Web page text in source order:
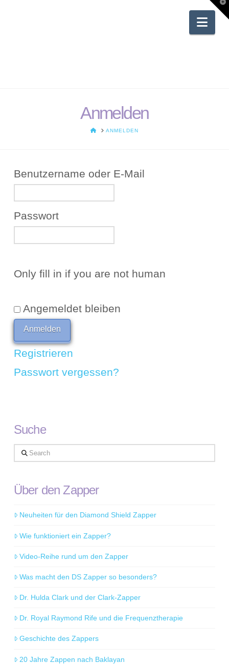
Anmelden
HOMEANMELDEN
Benutzername oder E-Mail
Passwort
Only fill in if you are not human
Angemeldet bleiben
Registrieren
Passwort vergessen?
Suche
Search
Über den Zapper
Neuheiten für den Diamond Shield Zapper
Wie funktioniert ein Zapper?
Video-Reihe rund um den Zapper
Was macht den DS Zapper so besonders?
Dr. Hulda Clark und der Clark-Zapper
Dr. Royal Raymond Rife und die Frequenztherapie
Geschichte des Zappers
20 Jahre Zappen nach Baklayan